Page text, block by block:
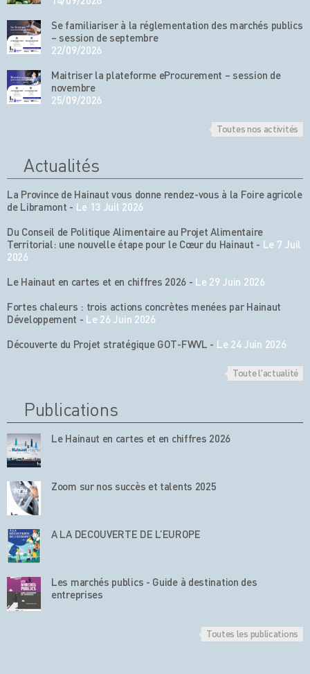
Se familiariser à la réglementation des marchés publics
– session de septembre
22/09/2026
Maitriser la plateforme eProcurement – session de
novembre
25/09/2026
Toutes nos activités
Actualités
La Province de Hainaut vous donne rendez-vous à la Foire agricole
de Libramont - Le 13 Juil 2026
Du Conseil de Politique Alimentaire au Projet Alimentaire
Territorial: une nouvelle étape pour le Cœur du Hainaut - Le 7 Juil
2026
Le Hainaut en cartes et en chiffres 2026 - Le 29 Juin 2026
Fortes chaleurs : trois actions concrètes menées par Hainaut
Développement - Le 26 Juin 2026
Découverte du Projet stratégique GOT-FWVL - Le 24 Juin 2026
Toute l'actualité
Publications
Le Hainaut en cartes et en chiffres 2026
Zoom sur nos succès et talents 2025
A LA DECOUVERTE DE L’EUROPE
Les marchés publics - Guide à destination des
entreprises
Toutes les publications